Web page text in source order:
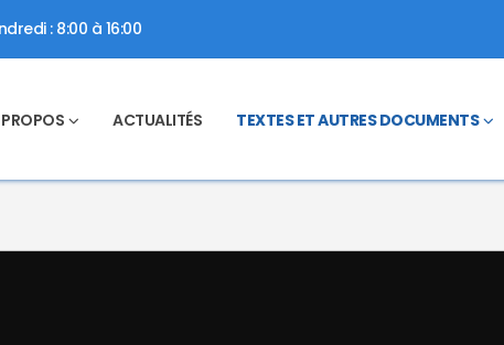
: 8:00 à 16:00
ACTUALITÉS TEXTES ET AUTRES DOCUMENTS